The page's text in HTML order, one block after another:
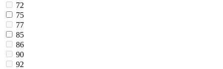
72
75
77
85
86
90
92